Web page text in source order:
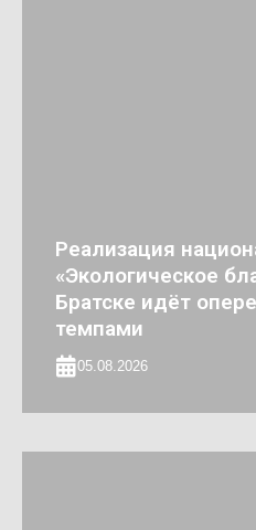
Реализация
«Экологическое
Братске идёт
темпами
05.08.2026